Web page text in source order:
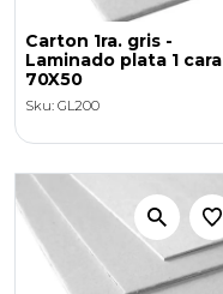
Carton 1ra. gris -
Laminado plata 1 cara
70X50
Sku: GL200